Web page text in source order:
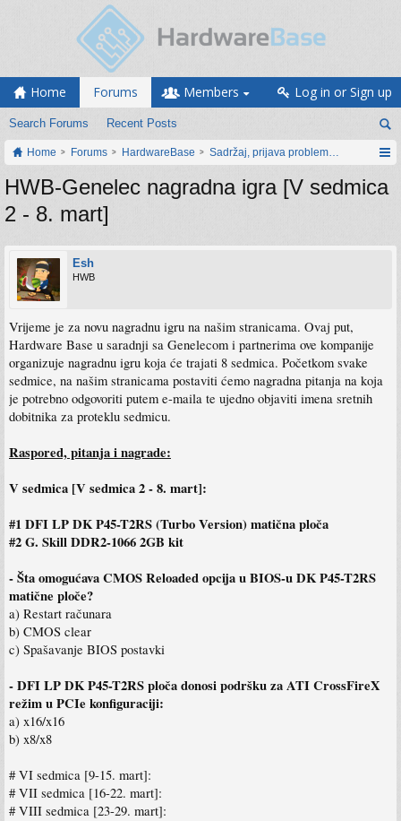
Home Forums
Search Forums Recent Posts
Members Log in or Sign up
Home Forums HardwareBase Sadržaj, prijava problema i prijedlozi
HWB-Genelec nagradna igra [V sedmica
2 - 8. mart]
Esh
HWB
Vrijeme je za novu nagradnu igru na našim stranicama. Ovaj put,
Hardware Base u saradnji sa Genelecom i partnerima ove kompanije
organizuje nagradnu igru koja će trajati 8 sedmica. Početkom svake
sedmice, na našim stranicama postaviti ćemo nagradna pitanja na koja
je potrebno odgovoriti putem e-maila te ujedno objaviti imena sretnih
dobitnika za proteklu sedmicu.
Raspored, pitanja i nagrade:
V sedmica [V sedmica 2 - 8. mart]:
#1 DFI LP DK P45-T2RS (Turbo Version) matična ploča
#2 G. Skill DDR2-1066 2GB kit
- Šta omogućava CMOS Reloaded opcija u BIOS-u DK P45-T2RS
matične ploče?
a) Restart računara
b) CMOS clear
c) Spašavanje BIOS postavki
- DFI LP DK P45-T2RS ploča donosi podršku za ATI CrossFireX
režim u PCIe konfiguraciji:
a) x16/x16
b) x8/x8
# VI sedmica [9-15. mart]:
# VII sedmica [16-22. mart]:
# VIII sedmica [23-29. mart]: